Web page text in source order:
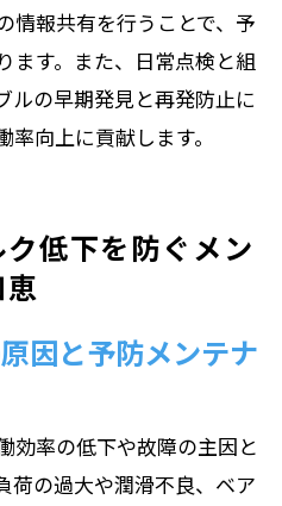
情報共有を行うことで、予
ます。また、日常点検と組
ルの早期発見と再発防止に
向上に貢献します。
低下を防ぐメン
因と予防メンテナ
効率の低下や故障の主因と
荷の過大や潤滑不良、ベア